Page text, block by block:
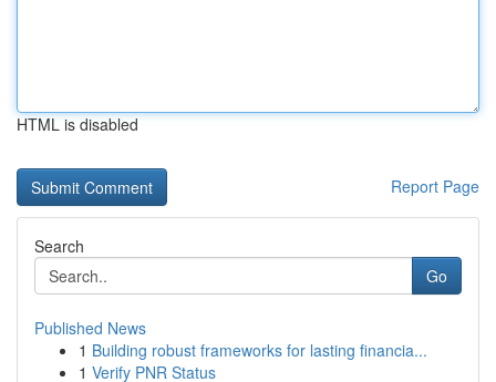
HTML is disabled
Report Page
Search
Go
Published News
1 Building robust frameworks for lasting financia...
1 Verify PNR Status